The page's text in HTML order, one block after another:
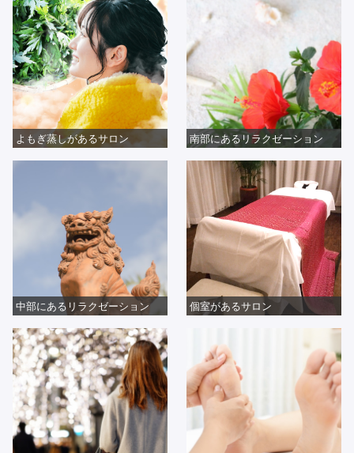
よもぎ蒸しがあるサロン 南部にあるリラクゼーション
中部にあるリラクゼーション 個室があるサロン